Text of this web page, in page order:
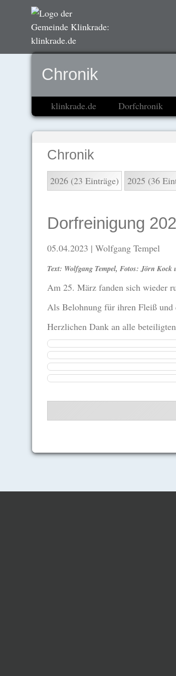
Chronik
klinkrade.de Dorfchronik
Chronik
2026 (23 Einträge) 2025 (36
Dorfreinigung
05.04.2023 | Wolfgang Tempel
Text: Wolfgang Tempel, Fotos: Jörn Kock
Am 25. März fanden sich wieder
Als Belohnung für ihren Fleiß und
Herzlichen Dank an alle